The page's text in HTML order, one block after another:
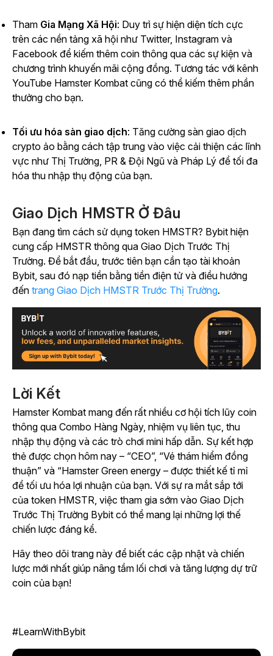
Tham Gia Mạng Xã Hội: Duy trì sự hiện diện tích cực
trên các nền tảng xã hội như Twitter, Instagram và
Facebook để kiếm thêm coin thông qua các sự kiện và
chương trình khuyến mãi cộng đồng. Tương tác với kênh
YouTube Hamster Kombat cũng có thể kiếm thêm phần
thưởng cho bạn.
Tối ưu hóa sàn giao dịch: Tăng cường sàn giao dịch
crypto ảo bằng cách tập trung vào việc cải thiện các lĩnh
vực như Thị Trường, PR & Đội Ngũ và Pháp Lý để tối đa
hóa thu nhập thụ động của bạn.
Giao Dịch HMSTR Ở Đâu
Bạn đang tìm cách sử dụng token HMSTR? Bybit hiện
cung cấp HMSTR thông qua Giao Dịch Trước Thị
Trường. Để bắt đầu, trước tiên bạn cần tạo tài khoản
Bybit, sau đó nạp tiền bằng tiền điện tử và điều hướng
đến trang Giao Dịch HMSTR Trước Thị Trường.
Lời Kết
Hamster Kombat mang đến rất nhiều cơ hội tích lũy coin
thông qua Combo Hàng Ngày, nhiệm vụ liên tục, thu
nhập thụ động và các trò chơi mini hấp dẫn. Sự kết hợp
thẻ được chọn hôm nay – “CEO”, “Vé thám hiểm đồng
thuận” và “Hamster Green energy – được thiết kế tỉ mỉ
để tối ưu hóa lợi nhuận của bạn. Với sự ra mắt sắp tới
của token HMSTR, việc tham gia sớm vào Giao Dịch
Trước Thị Trường Bybit có thể mang lại những lợi thế
chiến lược đáng kể.
Hãy theo dõi trang này để biết các cập nhật và chiến
lược mới nhất giúp nâng tầm lối chơi và tăng lượng dự trữ
coin của bạn!
#LearnWithBybit